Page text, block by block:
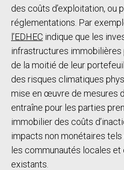
des coûts d’exploitation, ou
réglementations. Par
l’EDHEC indique que les
infrastructures immobilières
de la moitié de leur
des risques climatiques
mise en œuvre de mesures
entraîne pour les parties
immobilier des coûts
impacts non monétaires
les communautés locales
existants.